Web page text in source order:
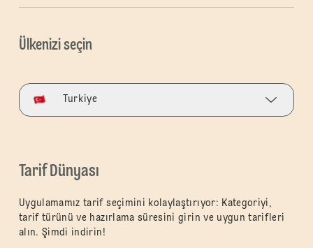
Ülkenizi seçin
Turkiye
Tarif Dünyası
Uygulamamız tarif seçimini kolaylaştırıyor: Kategoriyi,
tarif türünü ve hazırlama süresini girin ve uygun tarifleri
alın. Şimdi indirin!